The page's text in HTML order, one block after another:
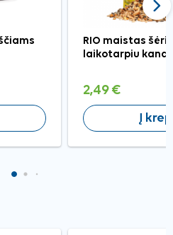
RIO maistas
laikotarpiu
2,49 €
Į